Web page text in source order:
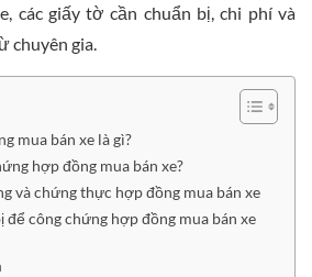
các giấy tờ cần chuẩn bị, chi phí và
chuyên gia.
mua bán xe là gì?
hợp đồng mua bán xe?
và chứng thực hợp đồng mua bán xe
công chứng hợp đồng mua bán xe